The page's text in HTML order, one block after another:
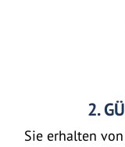
2.
Sie erhalten